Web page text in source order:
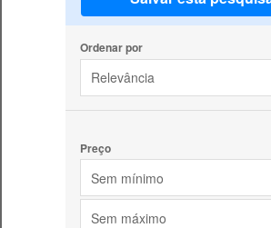
Ordenar por
Relevância
Preço
Sem mínimo
Sem máximo